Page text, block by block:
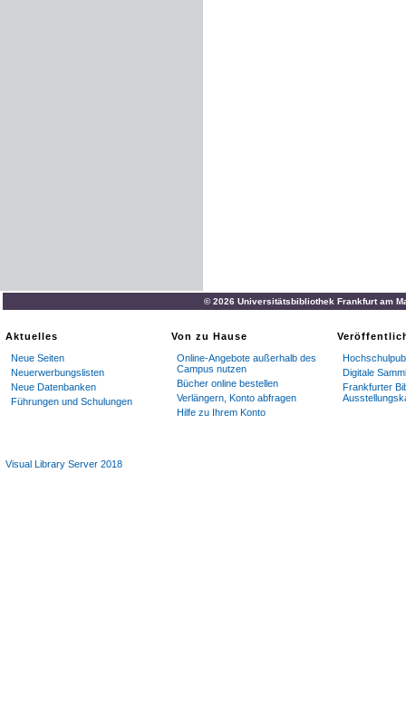
© 2026 Universitätsbibliothek Frankfurt am
Aktuelles
Neue Seiten
Neuerwerbungslisten
Neue Datenbanken
Führungen und Schulungen
Von zu Hause
Online-Angebote außerhalb des
Campus nutzen
Bücher online bestellen
Verlängern, Konto abfragen
Hilfe zu Ihrem Konto
Digitale
Frankfurter
Visual Library Server 2018